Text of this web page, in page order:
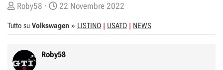
C
r
e
t
o
Roby58
D
a
t
d
22 Novembre 2022
Tutto su Volkswagen » LISTINO USATO NEWS
Roby58